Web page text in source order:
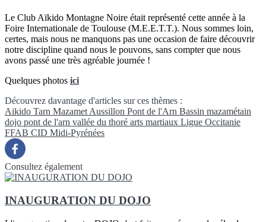
Le Club Aïkido Montagne Noire était représenté cette année à la
Foire Internationale de Toulouse (M.E.E.T.T.). Nous sommes loin,
certes, mais nous ne manquons pas une occasion de faire découvrir
notre discipline quand nous le pouvons, sans compter que nous
avons passé une très agréable journée !
Quelques photos ici
Découvrez davantage d'articles sur ces thèmes :
Aikido Tarn MazametAussillon Pont de l'Arn Bassin mazamétain
dojo pont de l'arn vallée du thoré arts martiaux Ligue Occitanie
FFAB CID Midi-Pyrénées
Consultez également
INAUGURATION DU DOJO